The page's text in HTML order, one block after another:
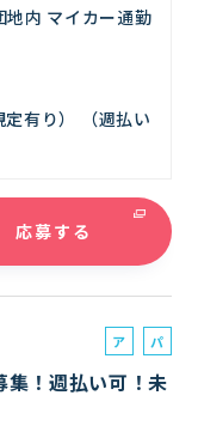
内 マイカー通勤
有り） （週払い
応募する
ア
バ
パ
ト
集！週払い可！未